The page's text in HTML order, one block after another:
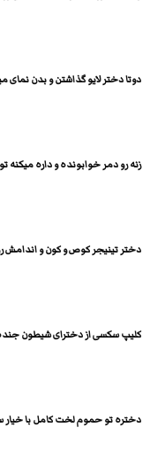
دوتا دختر لایو گذاشتن و بدن
زنه رو دمر خوابونده و داره میکنه
دختر تینیجر کوص و کون و اندامش
کلیپ سکسی از دخترای شیطون جنده
دختره تو حموم لخت کامل با خیار